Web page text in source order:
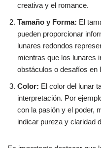
creativa y el romance.
Tamaño y Forma: El
pueden proporcionar
lunares redondos
mientras que los lunares
obstáculos o desafíos en
Color: El color del lunar
interpretación. Por
con la pasión y el poder,
indicar pureza y claridad